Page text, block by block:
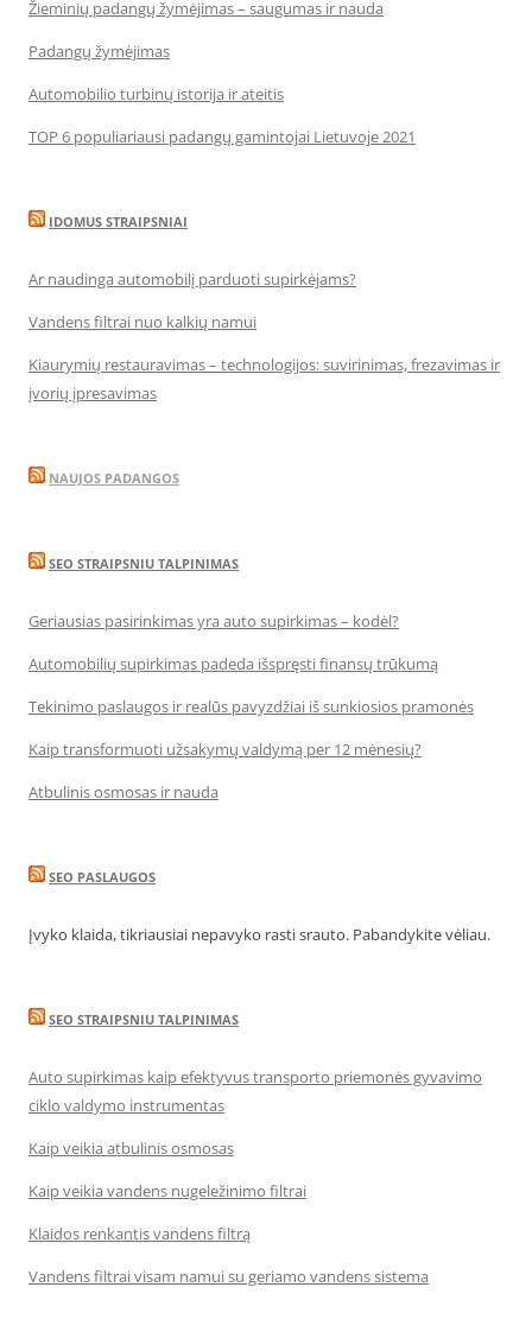
Žieminių padangų žymėjimas – saugumas ir nauda
Padangų žymėjimas
Automobilio turbinų istorija ir ateitis
TOP 6 populiariausi padangų gamintojai Lietuvoje 2021
IDOMUS STRAIPSNIAI
Ar naudinga automobilį parduoti supirkėjams?
Vandens filtrai nuo kalkių namui
Kiaurymių restauravimas – technologijos: suvirinimas, frezavimas ir
įvorių įpresavimas
NAUJOS PADANGOS
SEO STRAIPSNIU TALPINIMAS
Geriausias pasirinkimas yra auto supirkimas – kodėl?
Automobilių supirkimas padeda išspręsti finansų trūkumą
Tekinimo paslaugos ir realūs pavyzdžiai iš sunkiosios pramonės
Kaip transformuoti užsakymų valdymą per 12 mėnesių?
Atbulinis osmosas ir nauda
SEO PASLAUGOS
Įvyko klaida, tikriausiai nepavyko rasti srauto. Pabandykite vėliau.
SEO STRAIPSNIU TALPINIMAS
Auto supirkimas kaip efektyvus transporto priemonės gyvavimo
ciklo valdymo instrumentas
Kaip veikia atbulinis osmosas
Kaip veikia vandens nugeležinimo filtrai
Klaidos renkantis vandens filtrą
Vandens filtrai visam namui su geriamo vandens sistema